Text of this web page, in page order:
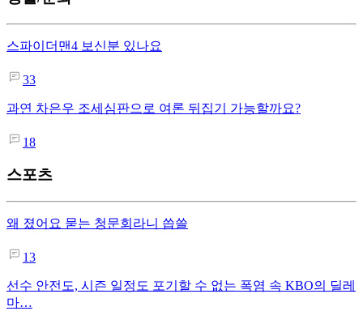
스파이더맨4 보신분 있나요
33
과연 차은우 조세심판으로 여론 뒤집기 가능할까요?
18
스포츠
왜 졌어요 묻는 청문회라니 씁쓸
13
선수 안전도, 시즌 일정도 포기할 수 없는 폭염 속 KBO의 딜레
마…